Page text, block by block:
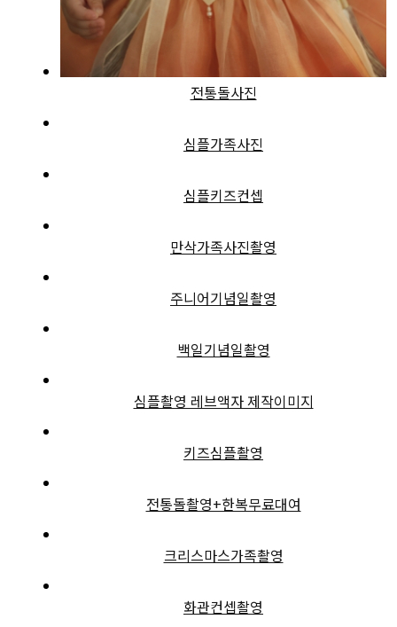
전통돌사진
심플가족사진
심플키즈컨셉
만삭가족사진촬영
주니어기념일촬영
백일기념일촬영
심플촬영 레브액자 제작이미지
키즈심플촬영
전통돌촬영+한복무료대여
크리스마스가족촬영
화관컨셉촬영